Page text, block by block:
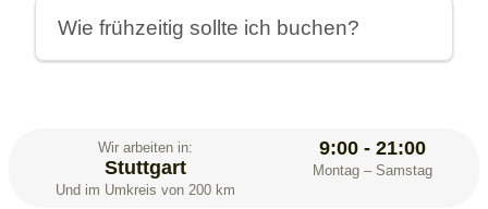
gerne ein Kombi-Paket für Fellbach.
Wie frühzeitig sollte ich buchen?
Wir arbeiten in:
Stuttgart
Und im Umkreis von 200 km
9:00 - 21:00
Montag – Samstag